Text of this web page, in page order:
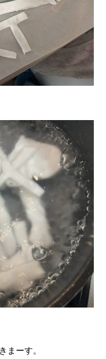
まーす。